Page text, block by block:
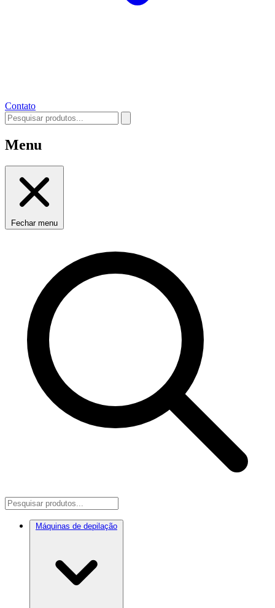
Contato
Menu
Fechar menu
Máquinas de depilação